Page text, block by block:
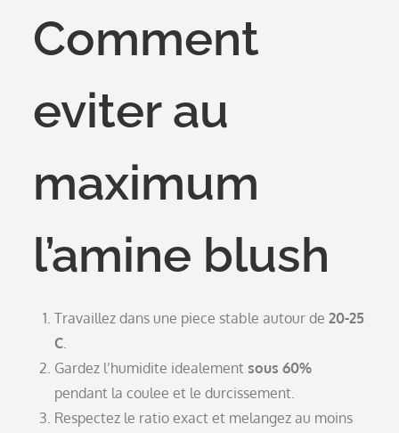
Comment
eviter au
maximum
l’amine blush
Travaillez dans une piece stable autour de20-25
C.
Gardez l’humidite idealement sous 60%
pendant la coulee et le durcissement.
Respectez le ratio exact et melangez au moins